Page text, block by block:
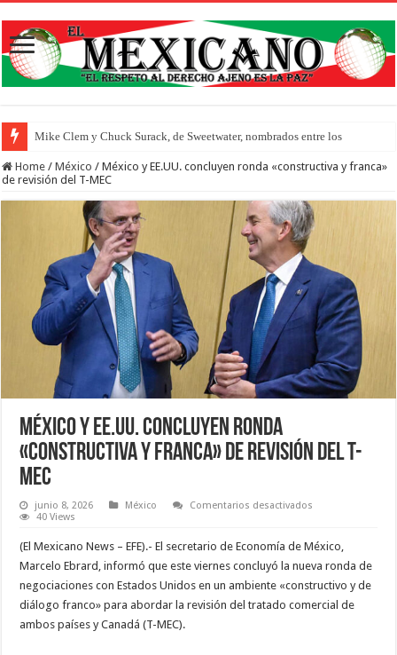
Mike Clem y Chuck Surack, de Sweetwater, nombrados entre los 250 líderes
Home / México / México y EE.UU. concluyen ronda «constructiva y franca»
de revisión del T-MEC
México y EE.UU. concluyen ronda
«constructiva y franca» de revisión del T-
MEC
junio 8, 2026 México Comentarios desactivados
concluyen
ronda
«constructiva
y
de
40 Views
(El Mexicano News – EFE).- El secretario de Economía de México,
Marcelo Ebrard, informó que este viernes concluyó la nueva ronda de
negociaciones con Estados Unidos en un ambiente «constructivo y de
diálogo franco» para abordar la revisión del tratado comercial de
ambos países y Canadá (T-MEC).